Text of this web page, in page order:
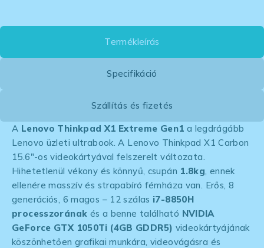
Termékleírás
Specifikáció
Szállítás és fizetés
A Lenovo Thinkpad X1 Extreme Gen1 a legdrágább
Lenovo üzleti ultrabook. A Lenovo Thinkpad X1 Carbon
15.6″-os videokártyával felszerelt változata.
Hihetetlenül vékony és könnyű, csupán 1.8kg , ennek
ellenére masszív és strapabíró fémháza van. Erős, 8
generációs, 6 magos – 12 szálas i7-8850H
processzorának és a benne található NVIDIA
GeForce GTX 1050Ti (4GB GDDR5) videokártyájának
köszönhetően grafikai munkára, videovágásra és